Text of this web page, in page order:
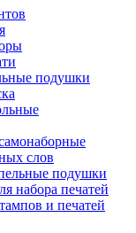
подушки
слов
подушки
набора печатей
и печатей